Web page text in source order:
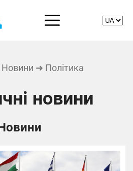
Новини ➜ Політика
новини